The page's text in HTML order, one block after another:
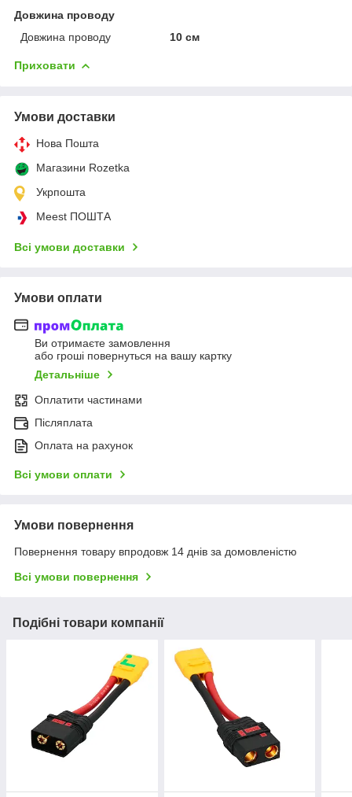
Довжина проводу
Довжина проводу
10 см
Приховати
Умови доставки
Нова Пошта
Магазини Rozetka
Укрпошта
Meest ПОШТА
Всі умови доставки
Умови оплати
Ви отримаєте замовлення
або гроші повернуться на вашу картку
Детальніше
Оплатити частинами
Післяплата
Оплата на рахунок
Всі умови оплати
Умови повернення
Повернення товару впродовж 14 днів за домовленістю
Всі умови повернення
Подібні товари компанії